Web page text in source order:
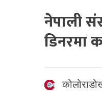
नेपाली
डिनरमा